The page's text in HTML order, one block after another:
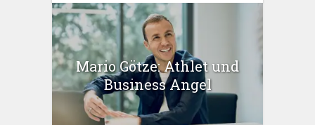
Mario Götze: Athlet und
Business Angel